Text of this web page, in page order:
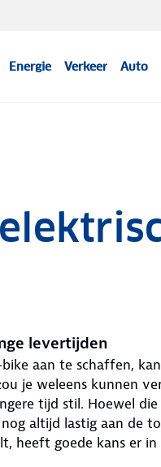
Energie Verkeer Auto
levertijden
aan te schaffen,
je weleens kunnen
tijd stil. Hoewel
altijd lastig aan de
heeft goede kans er